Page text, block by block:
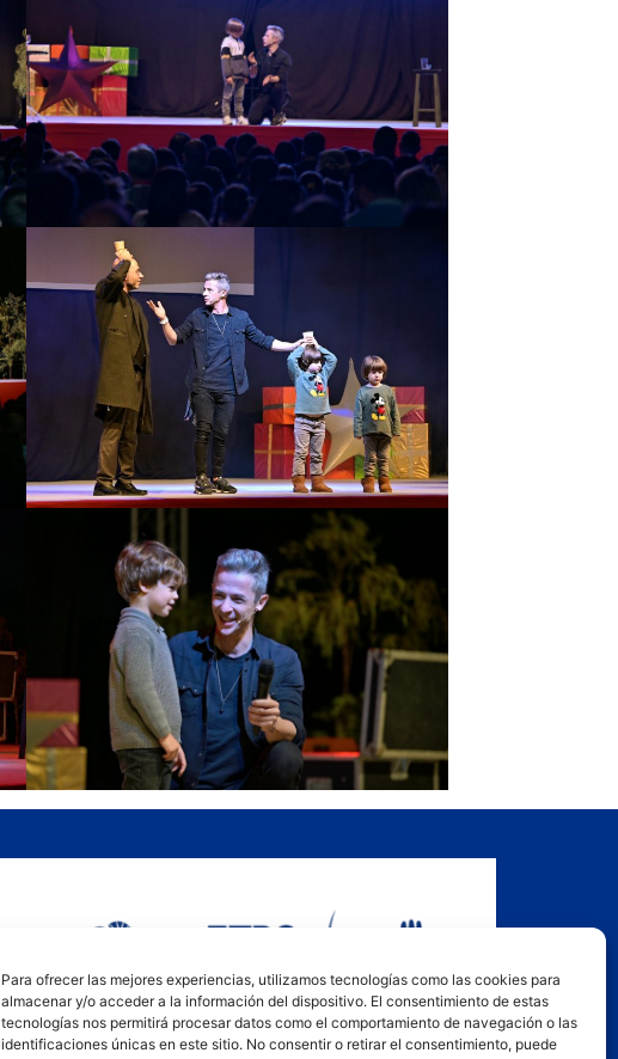
Para ofrecer las mejores experiencias, utilizamos tecnologías como las cookies para
almacenar y/o acceder a la información del dispositivo. El consentimiento de estas
tecnologías nos permitirá procesar datos como el comportamiento de navegación o las
identificaciones únicas en este sitio. No consentir o retirar el consentimiento, puede